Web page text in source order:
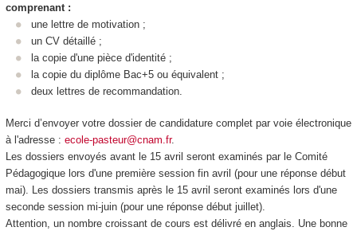
comprenant :
une lettre de motivation ;
un CV détaillé ;
la copie d'une pièce d'identité ;
la copie du diplôme Bac+5 ou équivalent ;
deux lettres de recommandation.
Merci d’envoyer votre dossier de candidature complet par voie électronique
à l'adresse : ecole-pasteur@cnam.fr.
Les dossiers envoyés avant le 15 avril seront examinés par le Comité
Pédagogique lors d'une première session fin avril (pour une réponse début
mai). Les dossiers transmis après le 15 avril seront examinés lors d'une
seconde session mi-juin (pour une réponse début juillet).
Attention, un nombre croissant de cours est délivré en anglais. Une bonne